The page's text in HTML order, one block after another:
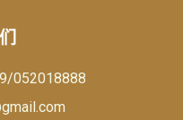
052018888